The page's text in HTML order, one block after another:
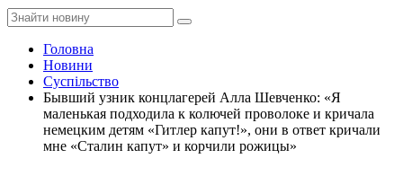
Головна
Новини
Суспільство
Бывший узник концлагерей Алла Шевченко: «Я
маленькая подходила к колючей проволоке и кричала
немецким детям «Гитлер капут!», они в ответ кричали
мне «Сталин капут» и корчили рожицы»